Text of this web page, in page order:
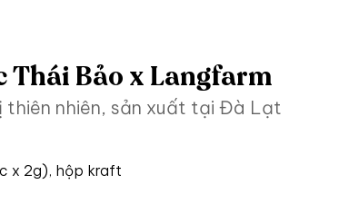
Thái Bảo x Langfarm
thiên nhiên, sản xuất tại Đà Lạt
x 2g), hộp kraft